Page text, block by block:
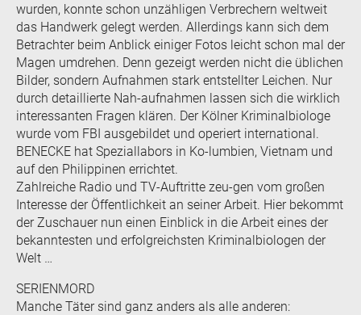
wurden, konnte schon unzähligen Verbrechern weltweit
das Handwerk gelegt werden. Allerdings kann sich dem
Betrachter beim Anblick einiger Fotos leicht schon mal der
Magen umdrehen. Denn gezeigt werden nicht die üblichen
Bilder, sondern Aufnahmen stark entstellter Leichen. Nur
durch detaillierte Nah-aufnahmen lassen sich die wirklich
interessanten Fragen klären. Der Kölner Kriminalbiologe
wurde vom FBI ausgebildet und operiert international.
BENECKE hat Speziallabors in Ko-lumbien, Vietnam und
auf den Philippinen errichtet.
Zahlreiche Radio und TV-Auftritte zeu-gen vom großen
Interesse der Öffentlichkeit an seiner Arbeit. Hier bekommt
der Zuschauer nun einen Einblick in die Arbeit eines der
bekanntesten und erfolgreichsten Kriminalbiologen der
Welt …
SERIENMORD
Manche Täter sind ganz anders als alle anderen: